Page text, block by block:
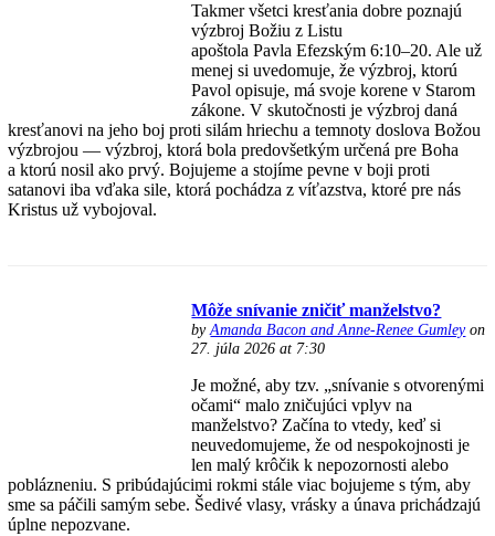
Takmer všetci kresťania dobre poznajú
výzbroj Božiu z Listu
apoštola Pavla Efezským 6:10–20. Ale už
menej si uvedomuje, že výzbroj, ktorú
Pavol opisuje, má svoje korene v Starom
zákone. V skutočnosti je výzbroj daná
kresťanovi na jeho boj proti silám hriechu a temnoty doslova Božou
výzbrojou — výzbroj, ktorá bola predovšetkým určená pre Boha
a ktorú nosil ako prvý. Bojujeme a stojíme pevne v boji proti
satanovi iba vďaka sile, ktorá pochádza z víťazstva, ktoré pre nás
Kristus už vybojoval.
Môže snívanie zničiť manželstvo?
byAmanda Bacon and Anne-Renee Gumleyon
27. júla 2026 at 7:30
Je možné, aby tzv. „snívanie s otvorenými
očami“ malo zničujúci vplyv na
manželstvo? Začína to vtedy, keď si
neuvedomujeme, že od nespokojnosti je
len malý krôčik k nepozornosti alebo
poblázneniu. S pribúdajúcimi rokmi stále viac bojujeme s tým, aby
sme sa páčili samým sebe. Šedivé vlasy, vrásky a únava prichádzajú
úplne nepozvane.